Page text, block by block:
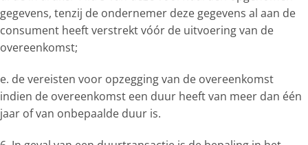
gegevens, tenzij de ondernemer deze gegevens al aan de
consument heeft verstrekt vóór de uitvoering van de
overeenkomst;
e. de vereisten voor opzegging van de overeenkomst
indien de overeenkomst een duur heeft van meer dan één
jaar of van onbepaalde duur is.